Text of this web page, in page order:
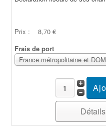
Prix :
8,70 €
Frais de port